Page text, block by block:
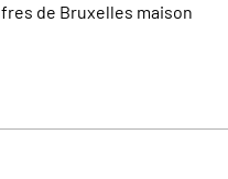
de Bruxelles maison